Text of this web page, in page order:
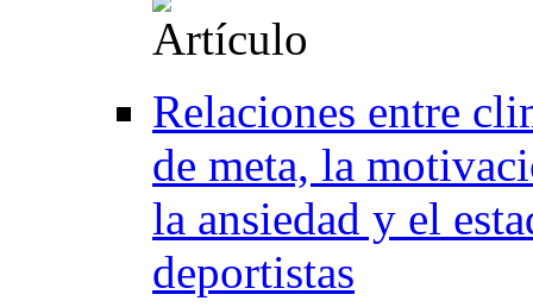
Relaciones entre
de meta, la
la ansiedad y el
deportistas